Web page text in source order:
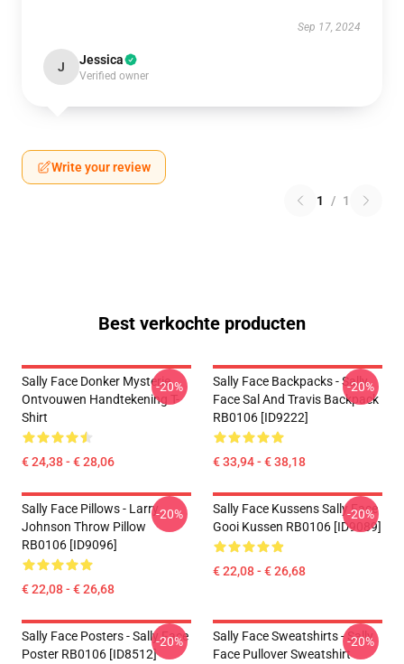
Sep 17, 2024
J Jessica
Verified owner
Write your review
1 / 1
Best verkochte producten
Sally Face Donker Mysterie
Ontvouwen Handtekening T-
Shirt
€ 24,38 - € 28,06
-20%
Sally Face Backpacks - Sally
Face Sal And Travis Backpack
RB0106 [ID9222]
€ 33,94 - € 38,18
-20%
Sally Face Pillows - Larry
Johnson Throw Pillow
RB0106 [ID9096]
€ 22,08 - € 26,68
-20%
Sally Face Kussens Sally Face
Gooi Kussen RB0106 [ID9089]
€ 22,08 - € 26,68
-20%
Sally Face Posters - Sally Face
Poster RB0106 [ID8512]
-20%
Sally Face Sweatshirts - Sally
Face Pullover Sweatshirt
-20%